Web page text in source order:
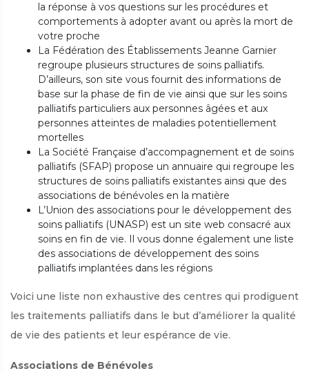
la réponse à vos questions sur les procédures et
comportements à adopter avant ou après la mort de
votre proche
La Fédération des Établissements Jeanne Garnier
regroupe plusieurs structures de soins palliatifs.
D’ailleurs, son site vous fournit des informations de
base sur la phase de fin de vie ainsi que sur les soins
palliatifs particuliers aux personnes âgées et aux
personnes atteintes de maladies potentiellement
mortelles
La Société Française d’accompagnement et de soins
palliatifs (SFAP) propose un annuaire qui regroupe les
structures de soins palliatifs existantes ainsi que des
associations de bénévoles en la matière
L’Union des associations pour le développement des
soins palliatifs (UNASP) est un site web consacré aux
soins en fin de vie. Il vous donne également une liste
des associations de développement des soins
palliatifs implantées dans les régions
Voici une liste non exhaustive des centres qui prodiguent
les traitements palliatifs dans le but d’améliorer la qualité
de vie des patients et leur espérance de vie.
Associations de Bénévoles